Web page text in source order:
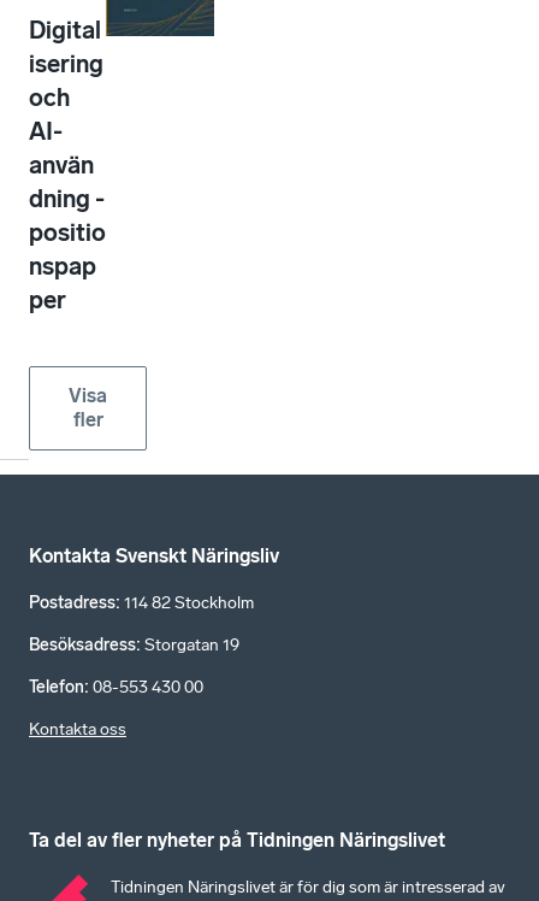
Digital
isering
och
AI-
använ
dning -
positio
nspap
per
Visa
fler
Kontakta Svenskt Näringsliv
Postadress: 114 82 Stockholm
Besöksadress: Storgatan 19
Telefon: 08-553 430 00
Kontakta oss
Ta del av fler nyheter på Tidningen Näringslivet
Tidningen Näringslivet är för dig som är intresserad av